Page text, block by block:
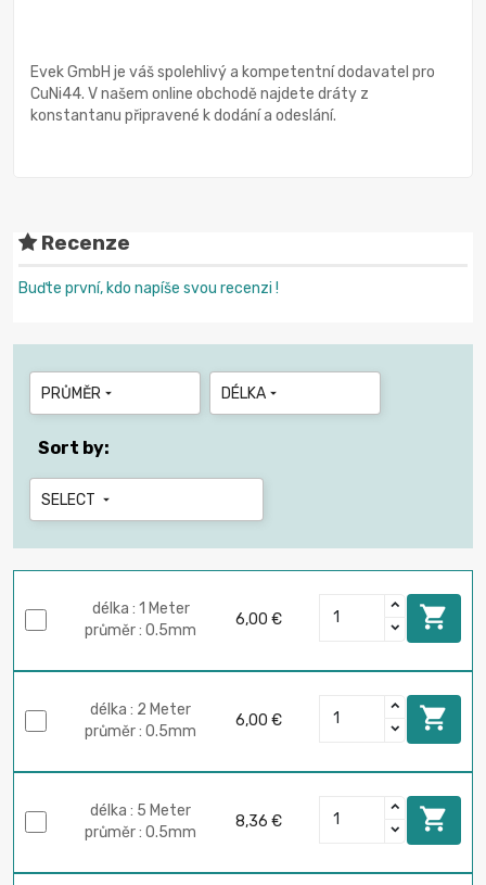
Evek GmbH je váš spolehlivý a kompetentní dodavatel pro
CuNi44. V našem online obchodě najdete dráty z
konstantanu připravené k dodání a odeslání.
Recenze
Buďte první, kdo napíše svou recenzi !
PRŮMĚR  DÉLKA 
Sort by:
SELECT 
délka : 1 Meter
průměr : 0.5mm
6,00 € 
délka : 2 Meter
průměr : 0.5mm
6,00 € 
délka : 5 Meter
průměr : 0.5mm
8,36 € 